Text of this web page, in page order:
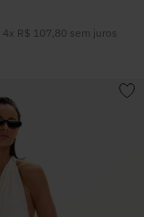
4x R$ 107,80 sem juros